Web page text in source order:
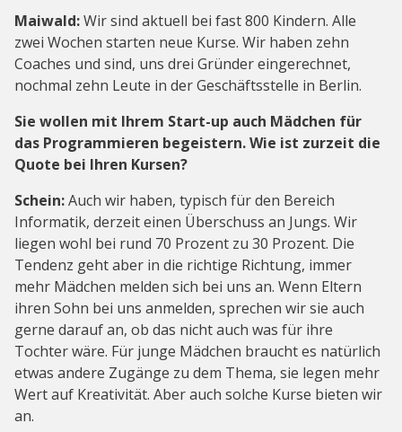
Maiwald:Wir sind aktuell bei fast 800 Kindern. Alle
zwei Wochen starten neue Kurse. Wir haben zehn
Coaches und sind, uns drei Gründer eingerechnet,
nochmal zehn Leute in der Geschäftsstelle in Berlin.
Sie wollen mit Ihrem Start-up auch Mädchen für
das Programmieren begeistern. Wie ist zurzeit die
Quote bei Ihren Kursen?
Schein:Auch wir haben, typisch für den Bereich
Informatik, derzeit einen Überschuss an Jungs. Wir
liegen wohl bei rund 70 Prozent zu 30 Prozent. Die
Tendenz geht aber in die richtige Richtung, immer
mehr Mädchen melden sich bei uns an. Wenn Eltern
ihren Sohn bei uns anmelden, sprechen wir sie auch
gerne darauf an, ob das nicht auch was für ihre
Tochter wäre. Für junge Mädchen braucht es natürlich
etwas andere Zugänge zu dem Thema, sie legen mehr
Wert auf Kreativität. Aber auch solche Kurse bieten wir
an.